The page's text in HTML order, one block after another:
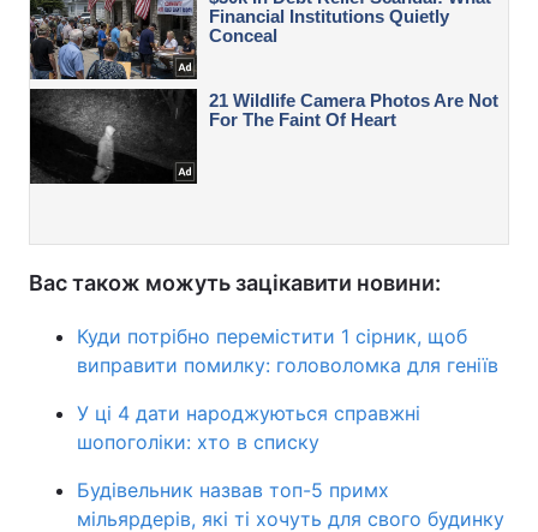
Вас також можуть зацікавити новини:
Куди потрібно перемістити 1 сірник, щоб
виправити помилку: головоломка для геніїв
У ці 4 дати народжуються справжні
шопоголіки: хто в списку
Будівельник назвав топ-5 примх
мільярдерів, які ті хочуть для свого будинку